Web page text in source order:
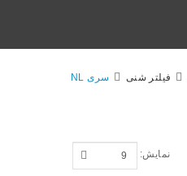
فیلتر شنی سری NL
نمایش: